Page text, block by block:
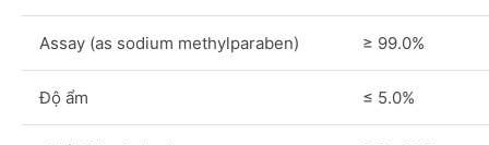
Assay (as sodium methylparaben) ≥ 99.0%
Độ ẩm ≤ 5.0%